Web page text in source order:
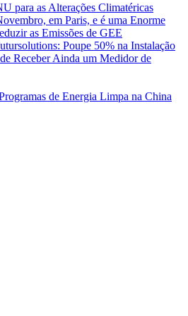
para as Alterações Climatéricas
em Paris, e é uma Enorme
as Emissões de GEE
Poupe 50% na Instalação
Receber Ainda um Medidor de
de Energia Limpa na China